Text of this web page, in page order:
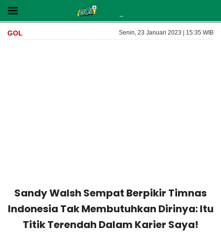
GOL Senin, 23 Januari 2023 | 15:35 WIB
Sandy Walsh Sempat Berpikir Timnas
Indonesia Tak Membutuhkan Dirinya: Itu
Titik Terendah Dalam Karier Saya!